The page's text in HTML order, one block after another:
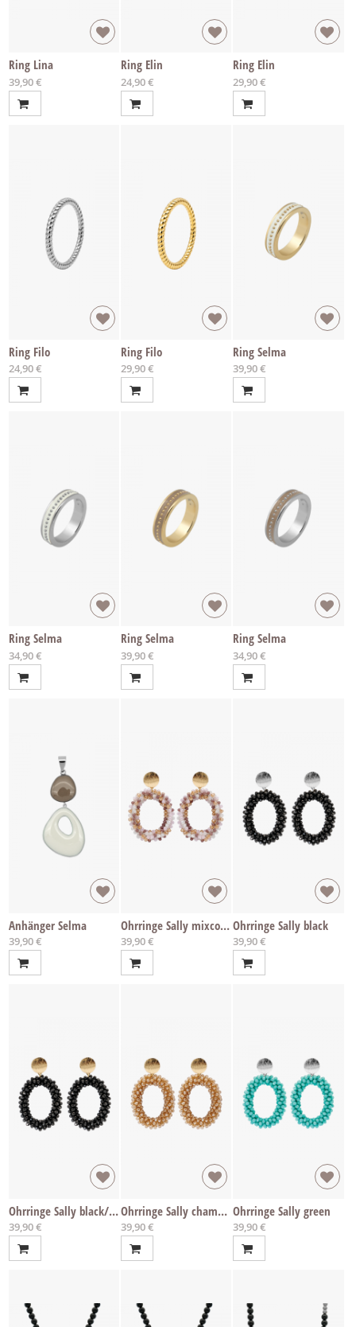
Ring Lina
Ab
39,90 €
Ring Elin
Ab
24,90 €
Ring Elin
Ab
29,90 €
Ring Filo
Ab
24,90 €
Ring Filo
Ab
29,90 €
Ring Selma
Ab
39,90 €
Ring Selma
Ab
34,90 €
Ring Selma
Ab
39,90 €
Ring Selma
Ab
34,90 €
Anhänger Selma
39,90 €
Ohrringe Sally mixcolour lilac gold
39,90 €
Ohrringe Sally black
39,90 €
Ohrringe Sally black/gold
39,90 €
Ohrringe Sally champagner/gold
39,90 €
Ohrringe Sally green
39,90 €